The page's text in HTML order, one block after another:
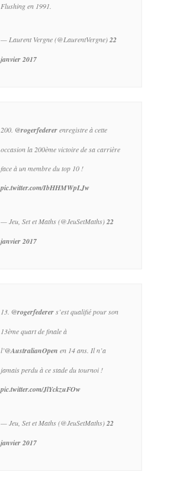
Flushing en 1991.
— Laurent Vergne (@LaurentVergne)22
janvier 2017
200. @rogerfedererenregistre à cette
occasion la 200ème victoire de sa carrière
face à un membre du top 10 !
pic.twitter.com/IbHHMWpLJw
— Jeu, Set et Maths (@JeuSetMaths)22
janvier 2017
13. @rogerfederers’est qualifié pour son
13ème quart de finale à
l’@AustralianOpen en 14 ans. Il n’a
jamais perdu à ce stade du tournoi !
pic.twitter.com/JlYckzuFOw
— Jeu, Set et Maths (@JeuSetMaths)22
janvier 2017